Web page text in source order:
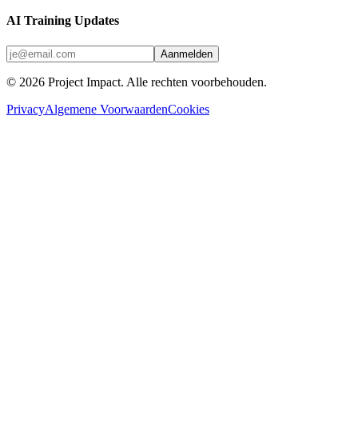
AI Training Updates
Aanmelden
© 2026 Project Impact. Alle rechten voorbehouden.
PrivacyAlgemene VoorwaardenCookies